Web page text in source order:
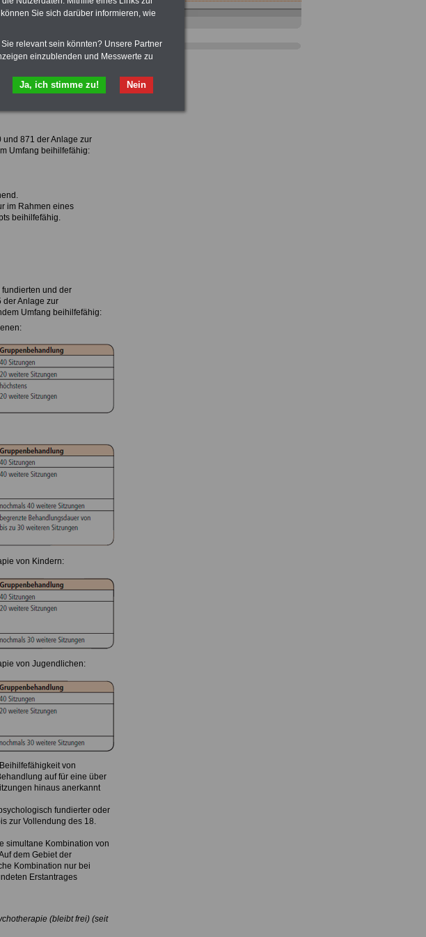
871 der Anlage zur
Umfang beihilfefähig:
im Rahmen eines
beihilfefähig.
und der
der Anlage zur
Umfang beihilfefähig:
von Kindern:
von Jugendlichen:
von
auf für eine über
hinaus anerkannt
fundierter oder
zur Vollendung des 18.
simultane Kombination von
dem Gebiet der
Kombination nur bei
Erstantrages
(bleibt frei) (seit
Sie sich darüber informieren, wie
relevant sein könnten? Unsere Partner
einzublenden und Messwerte zu
Nein
Ja, ich stimme zu!